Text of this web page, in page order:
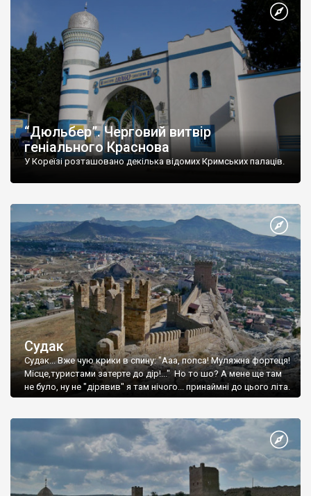
“Дюльбер”. Черговий витвір
геніального Краснова
У Кореїзі розташовано декілька відомих Кримських палаців.
Судак
Судак... Вже чую крики в спину: "Ааа, попса! Муляжна фортеця!
Місце,туристами затерте до дір!..." Но то шо? А мене ще там
не було, ну не "дірявив" я там нічого... принаймні до цього літа.